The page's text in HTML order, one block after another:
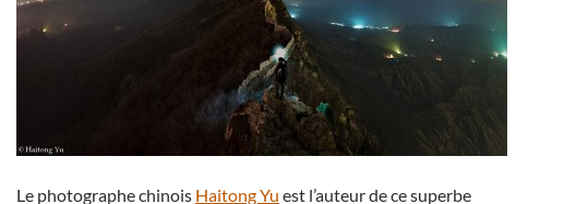
Le photographe chinois Haitong Yu est l’auteur de ce superbe